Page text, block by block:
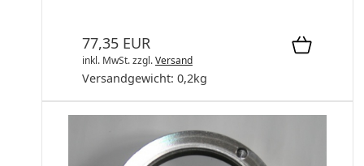
77,35 EUR
inkl. MwSt.zzgl.Versand
Versandgewicht: 0,2kg